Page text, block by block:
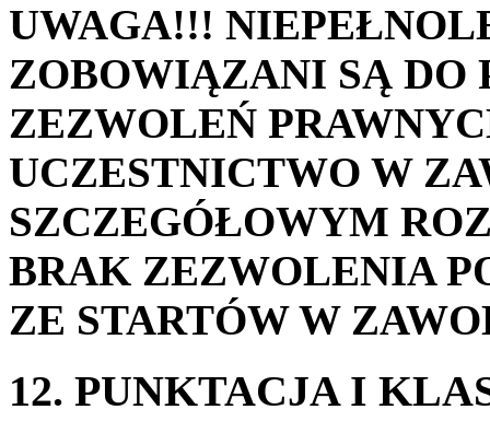
UWAGA!!!
ZOBOWIĄZANI SĄ DO
ZEZWOLEŃ
UCZESTNICTWO W
SZCZEGÓŁOWYM
BRAK ZEZWOLENIA
ZE STARTÓW W
12. PUNKTACJA I